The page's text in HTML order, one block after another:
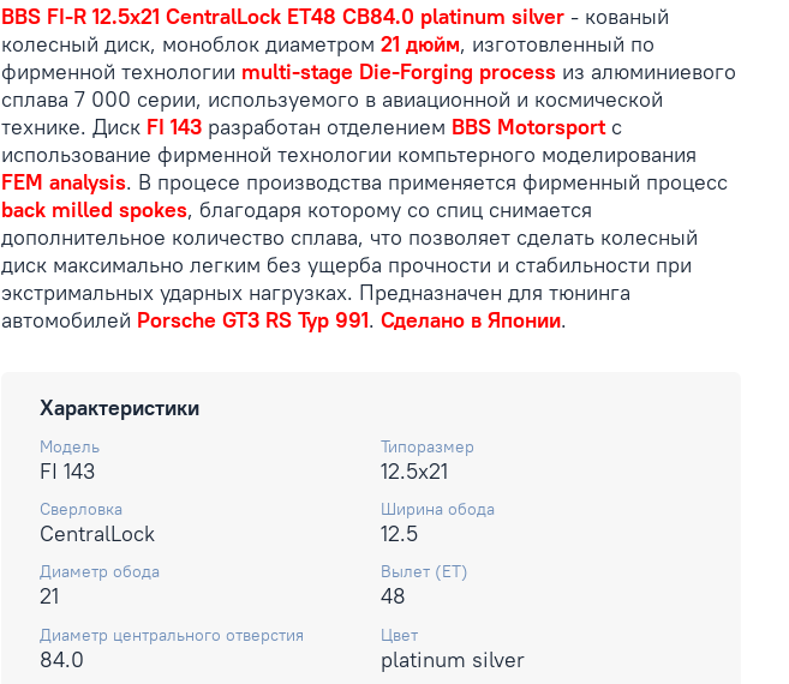
BBS FI-R 12.5x21 CentralLock ET48 CB84.0 platinum silver - кованый
колесный диск, моноблок диаметром 21 дюйм, изготовленный по
фирменной технологии multi-stage Die-Forging process из алюминиевого
сплава 7 000 серии, используемого в авиационной и космической
технике. Диск FI 143 разработан отделением BBS Motorsportс
использование фирменной технологии компьтерного моделирования
FEM analysis. В процесе производства применяется фирменный процесс
back milled spokes, благодаря которому со спиц снимается
дополнительное количество сплава, что позволяет сделать колесный
диск максимально легким без ущерба прочности и стабильности при
экстримальных ударных нагрузках. Предназначен для тюнинга
автомобилей Porsche GT3 RS Typ 991. Сделано в Японии.
Характеристики
Модель
FI 143
Типоразмер
12.5x21
Сверловка
CentralLock
Ширина обода
12.5
Диаметр обода
21
Вылет (ET)
48
Диаметр центрального отверстия
84.0
Цвет
platinum silver